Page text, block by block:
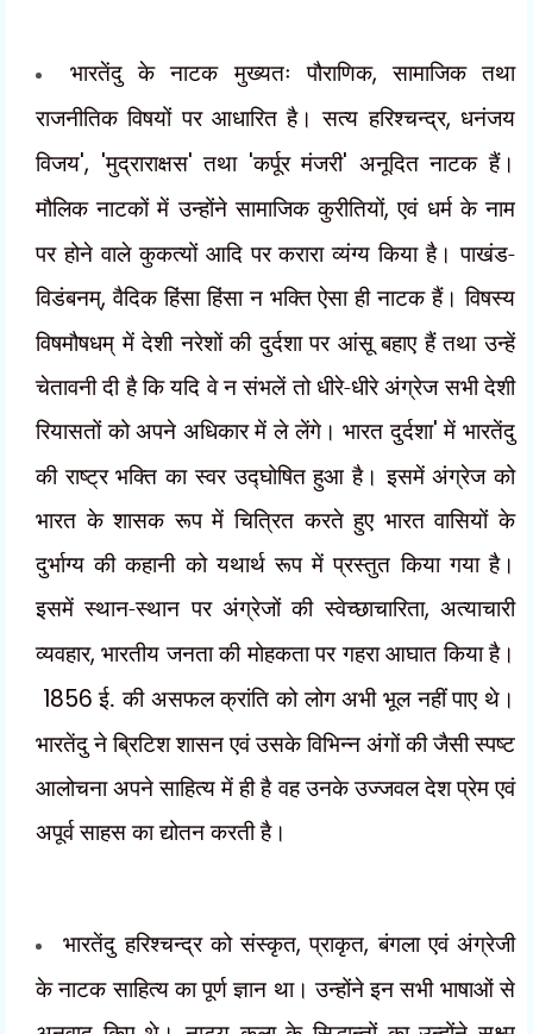
भारतेंदु के नाटक मुख्यतः पौराणिक,सामाजिक तथा
राजनीतिक विषयों पर आधारित है। सत्य हरिश्चन्द्र,धनंजय
विजय', 'मुद्राराक्षस'तथा 'कर्पूर मंजरी' अनूदित नाटक हैं।
मौलिक नाटकों में उन्होंने सामाजिक कुरीतियों,एवं धर्म के नाम
पर होने वाले कुकत्यों आदि पर करारा व्यंग्य किया है। पाखंड-
विडंबनम्,वैदिक हिंसा हिंसा न भक्ति ऐसा ही नाटक हैं। विषस्य
विषमौषधम् में देशी नरेशों की दुर्दशा पर आंसू बहाए हैं तथा उन्हें
चेतावनी दी है कि यदि वे न संभलें तो धीरे-धीरे अंग्रेज सभी देशी
रियासतों को अपने अधिकार में ले लेंगे। भारत दुर्दशा'में भारतेंदु
की राष्ट्र भक्ति का स्वर उद्घोषित हुआ है। इसमें अंग्रेज को
भारत के शासक रूप में चित्रित करते हुए भारत वासियों के
दुर्भाग्य की कहानी को यथार्थ रूप में प्रस्तुत किया गया है।
इसमें स्थान-स्थान पर अंग्रेजों की स्वेच्छाचारिता,अत्याचारी
व्यवहार,भारतीय जनता की मोहकता पर गहरा आघात किया है।
1856 ई. की असफल क्रांति को लोग अभी भूल नहीं पाए थे।
भारतेंदु ने ब्रिटिश शासन एवं उसके विभिन्न अंगों की जैसी स्पष्ट
आलोचना अपने साहित्य में ही है वह उनके उज्जवल देश प्रेम एवं
अपूर्व साहस का द्योतन करती है।
भारतेंदु हरिश्चन्द्र को संस्कृत,प्राकृत,बंगला एवं अंग्रेजी
के नाटक साहित्य का पूर्ण ज्ञान था। उन्होंने इन सभी भाषाओं से